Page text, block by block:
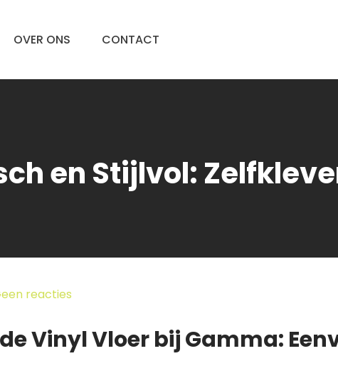
OVER ONS CONTACT
en Stijlvol:
reacties
Vinyl Vloer bij Gamma: